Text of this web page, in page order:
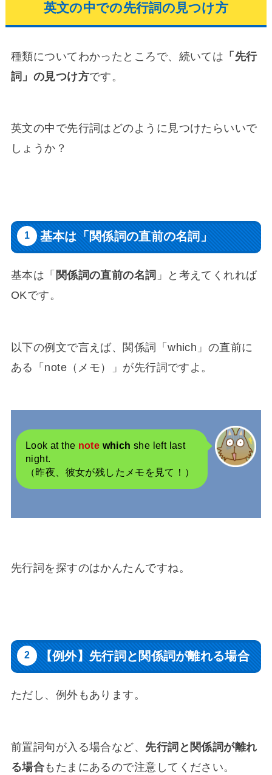
英文の中での先行詞の見つけ方
種類についてわかったところで、続いては 「先行
詞」の見つけ方です。
英文の中で先行詞はどのように見つけたらいいで
しょうか？
基本は「関係詞の直前の名詞」
基本は「 関係詞の直前の名詞 」と考えてくれれば
OKです。
以下の例文で言えば、関係詞「which」の直前に
ある「note（メモ）」が先行詞ですよ。
Look at the note which she left last
night.
（昨夜、彼女が残したメモを見て！）
先行詞を探すのはかんたんですね。
【例外】先行詞と関係詞が離れる場合
ただし、例外もあります。
前置詞句が入る場合など、 先行詞と関係詞が離れ
る場合もたまにあるので注意してください。